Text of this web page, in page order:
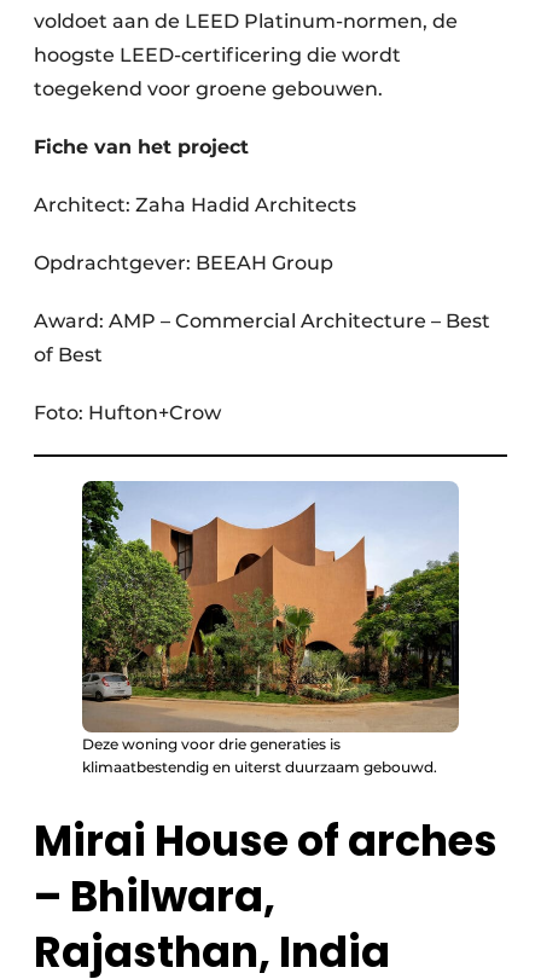
voldoet aan de LEED Platinum-normen, de
hoogste LEED-certificering die wordt
toegekend voor groene gebouwen.
Fiche van het project
Architect: Zaha Hadid Architects
Opdrachtgever: BEEAH Group
Award: AMP – Commercial Architecture – Best
of Best
Foto: Hufton+Crow
Deze woning voor drie generaties is
klimaatbestendig en uiterst duurzaam gebouwd.
Mirai House of arches
– Bhilwara,
Rajasthan, India